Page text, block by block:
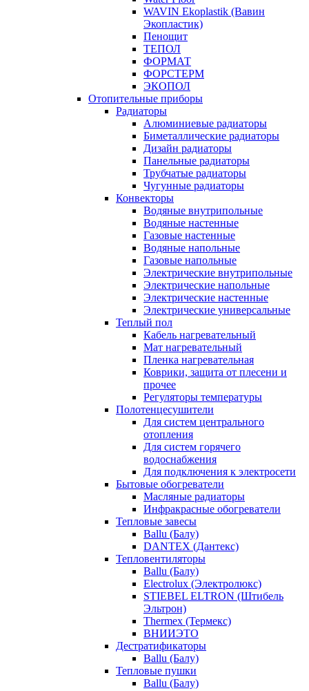
WAVIN Ekoplastik (Вавин
Экопластик)
Пенощит
ТЕПОЛ
ФОРМАТ
ФОРСТЕРМ
ЭКОПОЛ
Отопительные приборы
Радиаторы
Алюминиевые радиаторы
Биметаллические радиаторы
Дизайн радиаторы
Панельные радиаторы
Трубчатые радиаторы
Чугунные радиаторы
Конвекторы
Водяные внутрипольные
Водяные настенные
Газовые настенные
Водяные напольные
Газовые напольные
Электрические внутрипольные
Электрические напольные
Электрические настенные
Электрические универсальные
Теплый пол
Кабель нагревательный
Мат нагревательный
Пленка нагревательная
Коврики, защита от плесени и
прочее
Регуляторы температуры
Полотенцесушители
Для систем центрального
отопления
Для систем горячего
водоснабжения
Для подключения к электросети
Бытовые обогреватели
Масляные радиаторы
Инфракрасные обогреватели
Тепловые завесы
Ballu (Балу)
DANTEX (Дантекс)
Тепловентиляторы
Ballu (Балу)
Electrolux (Электролюкс)
STIEBEL ELTRON (Штибель
Эльтрон)
Thermex (Термекс)
ВНИИЭТО
Дестратификаторы
Ballu (Балу)
Тепловые пушки
Ballu (Балу)